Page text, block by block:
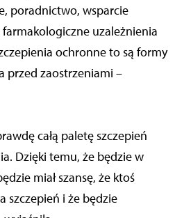
poradnictwo, wsparcie
uzależnienia
ochronne to są formy
przed zaostrzeniami –
całą paletę szczepień
Dzięki temu, że będzie w
miał szansę, że ktoś
szczepień i że będzie